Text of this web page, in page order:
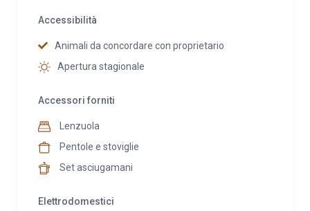
Accessibilità
Animali da concordare con proprietario
Apertura stagionale
Accessori forniti
Lenzuola
Pentole e stoviglie
Set asciugamani
Elettrodomestici